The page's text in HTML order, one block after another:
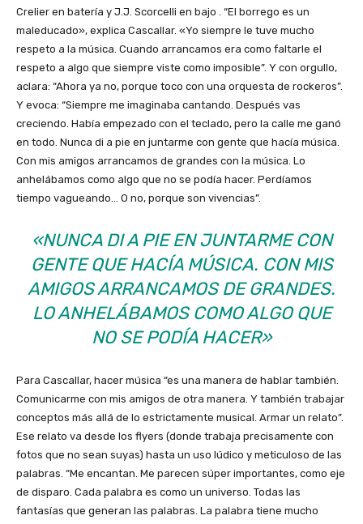
Crelier en batería y J.J. Scorcelli en bajo . “El borrego es un
maleducado», explica Cascallar. «Yo siempre le tuve mucho
respeto a la música. Cuando arrancamos era como faltarle el
respeto a algo que siempre viste como imposible”. Y con orgullo,
aclara: “Ahora ya no, porque toco con una orquesta de rockeros”.
Y evoca: “Siempre me imaginaba cantando. Después vas
creciendo. Había empezado con el teclado, pero la calle me ganó
en todo. Nunca di a pie en juntarme con gente que hacía música.
Con mis amigos arrancamos de grandes con la música. Lo
anhelábamos como algo que no se podía hacer. Perdíamos
tiempo vagueando… O no, porque son vivencias”.
«NUNCA DI A PIE EN JUNTARME CON
GENTE QUE HACÍA MÚSICA. CON MIS
AMIGOS ARRANCAMOS DE GRANDES.
LO ANHELÁBAMOS COMO ALGO QUE
NO SE PODÍA HACER»
Para Cascallar, hacer música “es una manera de hablar también.
Comunicarme con mis amigos de otra manera. Y también trabajar
conceptos más allá de lo estrictamente musical. Armar un relato”.
Ese relato va desde los flyers (donde trabaja precisamente con
fotos que no sean suyas) hasta un uso lúdico y meticuloso de las
palabras. “Me encantan. Me parecen súper importantes, como eje
de disparo. Cada palabra es como un universo. Todas las
fantasías que generan las palabras. La palabra tiene mucho